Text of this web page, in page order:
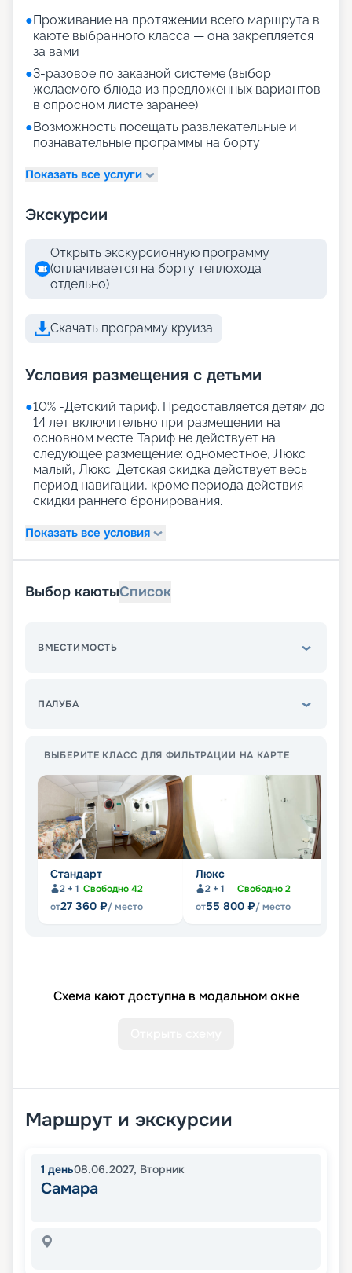
●Проживание на протяжении всего маршрута в
каюте выбранного класса — она закрепляется
за вами
●3-разовое по заказной системе (выбор
желаемого блюда из предложенных вариантов
в опросном листе заранее)
●Возможность посещать развлекательные и
познавательные программы на борту
Показать все услуги
Экскурсии
Открыть экскурсионную программу
(оплачивается на борту теплохода
отдельно)
Скачать программу круиза
Условия размещения с детьми
●10% -Детский тариф. Предоставляется детям до
14 лет включительно при размещении на
основном месте .Тариф не действует на
следующее размещение: одноместное, Люкс
малый, Люкс. Детская скидка действует весь
период навигации, кроме периода действия
скидки раннего бронирования.
Показать все условия
Выбор каютыСписок
ВМЕСТИМОСТЬ
ПАЛУБА
ВЫБЕРИТЕ КЛАСС ДЛЯ ФИЛЬТРАЦИИ НА КАРТЕ
Стандарт
2 + 1 Свободно42
от27 360 ₽/ место
Люкс
2 + 1 Свободно2
от55 800 ₽/ место
Схема кают доступна в модальном окне
Маршрут и экскурсии
1 день08.06.2027, Вторник
Самара